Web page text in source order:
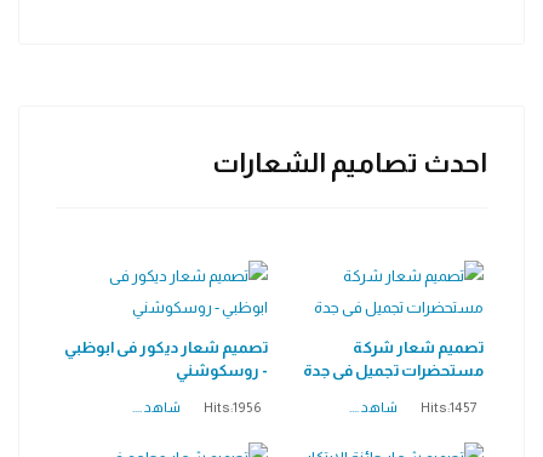
احدث تصاميم الشعارات
تصميم شعار ديكور فى ابوظبي
- روسكوشني
Hits:1956 شاهد ....
تصميم شعار شركة
مستحضرات تجميل فى جدة
Hits:1457 شاهد ....